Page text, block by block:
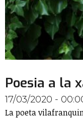
Poesia a la
17/03/2020 -
La poeta